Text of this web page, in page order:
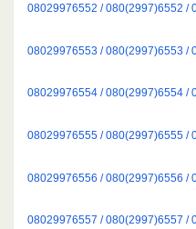
08029976552 / 080(2997)6552 /
08029976553 / 080(2997)6553 /
08029976554 / 080(2997)6554 /
08029976555 / 080(2997)6555 /
08029976556 / 080(2997)6556 /
08029976557 / 080(2997)6557 /